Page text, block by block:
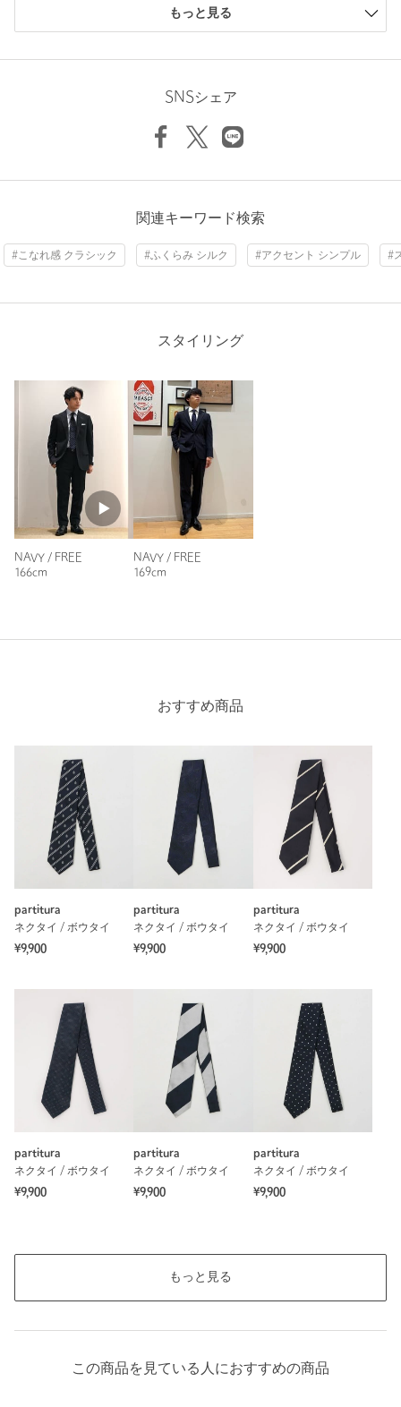
店舗へお問い合わせの際は、全国のgreen label relaxing各店舗ま
対象外商品
タイプ MEN
シルク100％
洗濯表示 ドライクリーニング
商品番号 3134-5-995353
ネクタイが好きので色々なタイプを持っていますが、こちらは
参考になった
もっと見る
もっと見る
SNSシェア
関連キーワード検索
#こなれ感 クラシック #ふくらみ シルク #アクセント シンプル #
スタイリング
NAVY / FREE
166cm
NAVY / FREE
169cm
おすすめ商品
partitura
ネクタイ / ボウタイ
¥9,900
partitura
ネクタイ / ボウタイ
¥9,900
partitura
ネクタイ / ボウタイ
¥9,900
partitura
ネクタイ / ボウタイ
¥9,900
partitura
ネクタイ / ボウタイ
¥9,900
partitura
ネクタイ / ボウタイ
¥9,900
もっと見る
この商品を見ている人におすすめの商品